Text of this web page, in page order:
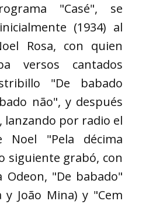
"Casé", se
(1934) al
Rosa, con quien
versos cantados
"De babado
não", y después
lanzando por radio el
Noel "Pela décima
siguiente grabó, con
Odeon, "De babado"
y João Mina) y "Cem